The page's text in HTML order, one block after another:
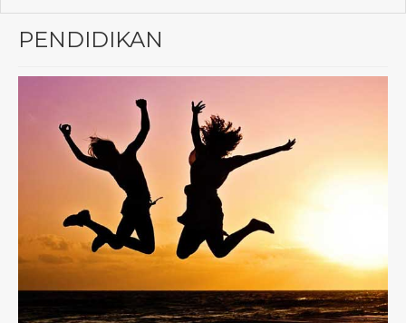
PENDIDIKAN